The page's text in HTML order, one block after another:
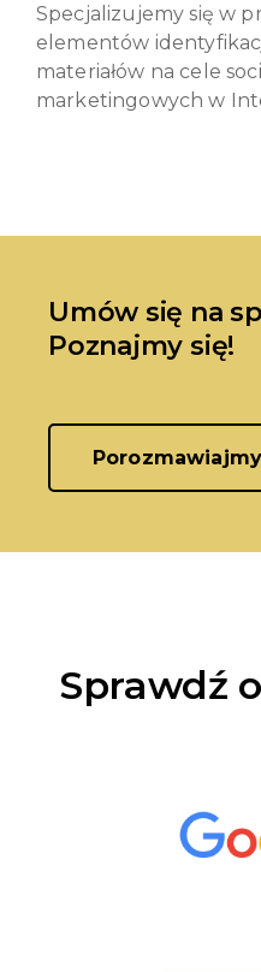
Specjalizujemy się w
elementów
materiałów na cele
marketingowych w
Umów się na
Poznajmy się!
Sprawdź